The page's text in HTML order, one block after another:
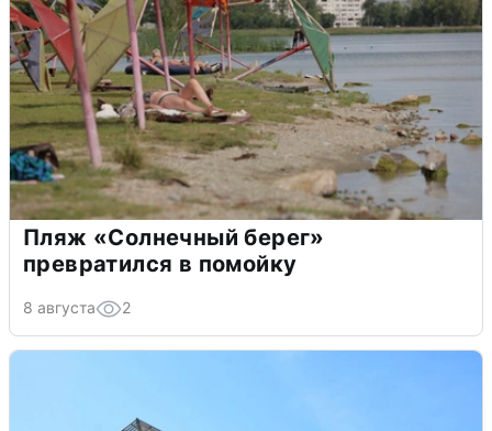
Пляж «Солнечный берег»
превратился в помойку
8 августа 2